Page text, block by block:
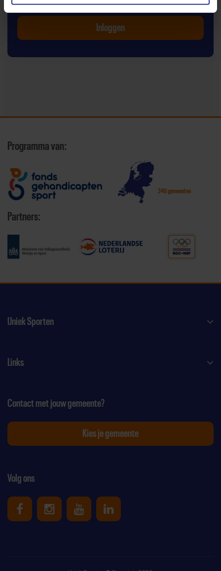
Inloggen
Programma van:
340 gemeenten
Partners:
Uniek Sporten
Links
Volg ons
Uniek Sporten op Facebook
Uniek Sporten op Instagram
Uniek Sporten op Youtube
Uniek Sporten op
Contact met jouw gemeente?
Kies je gemeente